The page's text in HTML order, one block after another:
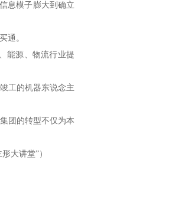
息模子膨大到确立
通。
能源、物流行业提
工的机器东说念主
团的转型不仅为本
大讲堂”）